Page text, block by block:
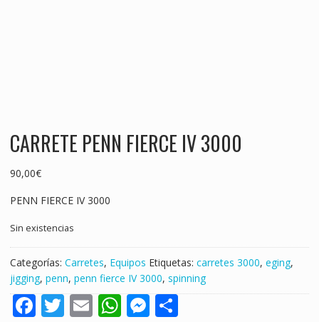
CARRETE PENN FIERCE IV 3000
90,00€
PENN FIERCE IV 3000
Sin existencias
Categorías: Carretes, Equipos Etiquetas: carretes 3000, eging,
jigging, penn, penn fierce IV 3000, spinning
F T E W M S